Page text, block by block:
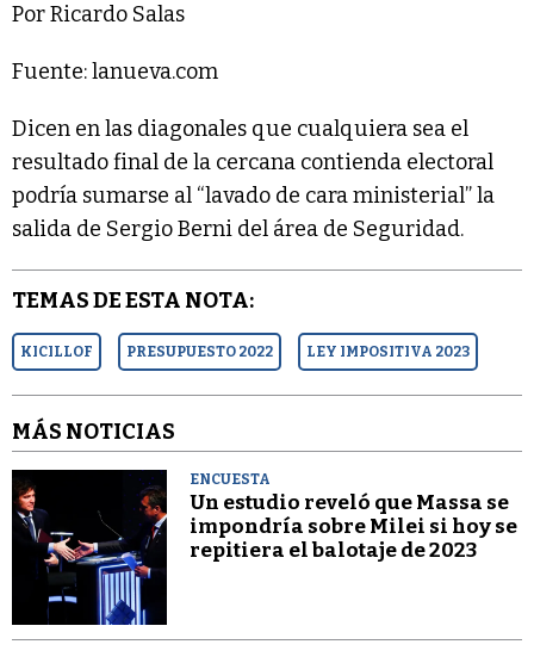
Por Ricardo Salas
Fuente: lanueva.com
Dicen en las diagonales que cualquiera sea el
resultado final de la cercana contienda electoral
podría sumarse al “lavado de cara ministerial” la
salida de Sergio Berni del área de Seguridad.
TEMAS DE ESTA NOTA:
KICILLOF PRESUPUESTO 2022 LEY IMPOSITIVA 2023
MÁS NOTICIAS
ENCUESTA
Un estudio reveló que Massa se
impondría sobre Milei si hoy se
repitiera el balotaje de 2023